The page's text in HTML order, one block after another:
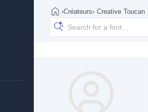
›Créateurs› Creative Toucan